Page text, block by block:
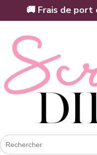
🚚 Frais de port